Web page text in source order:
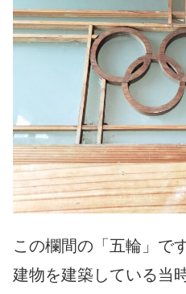
この欄間の「五輪」で
建物を建築している当